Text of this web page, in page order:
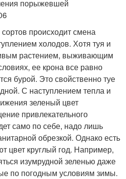
происходит смена
холодов. Хотя туя и
растением, выживающим
ее крона все равно
бурой. Это свойственно туе
С наступлением тепла и
зеленый цвет
привлекательного
само по себе, надо лишь
обрезкой. Однако есть
цвет круглый год. Например,
изумрудной зеленью даже
по погодным условиям зимы.